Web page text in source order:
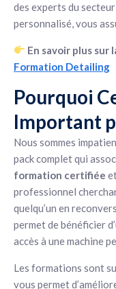
des experts du
personnalisé, vous
En savoir plus sur
Formation Detailing
Pourquoi
Important
Nous sommes
pack complet qui
formation certifiée
professionnel
quelqu’un en
permet de bénéficier
accès à une machine
Les formations sont
vous permet